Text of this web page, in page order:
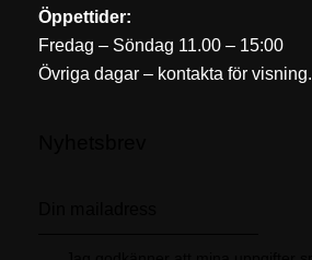
Öppettider:
Fredag – Söndag 11.00 – 15:00
Övriga dagar – kontakta för visning.